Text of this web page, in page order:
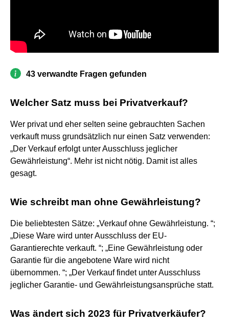
43 verwandte Fragen gefunden
Welcher Satz muss bei Privatverkauf?
Wer privat und eher selten seine gebrauchten Sachen
verkauft muss grundsätzlich nur einen Satz verwenden:
„Der Verkauf erfolgt unter Ausschluss jeglicher
Gewährleistung“. Mehr ist nicht nötig. Damit ist alles
gesagt.
Wie schreibt man ohne Gewährleistung?
Die beliebtesten Sätze: „Verkauf ohne Gewährleistung. “;
„Diese Ware wird unter Ausschluss der EU-
Garantierechte verkauft. “; „Eine Gewährleistung oder
Garantie für die angebotene Ware wird nicht
übernommen. “; „Der Verkauf findet unter Ausschluss
jeglicher Garantie- und Gewährleistungsansprüche statt.
Was ändert sich 2023 für Privatverkäufer?